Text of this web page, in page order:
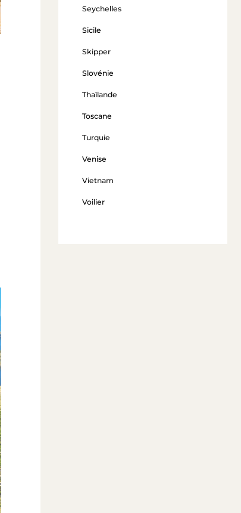
Seychelles
Sicile
Skipper
Slovénie
Thaïlande
Toscane
Turquie
Venise
Vietnam
Voilier